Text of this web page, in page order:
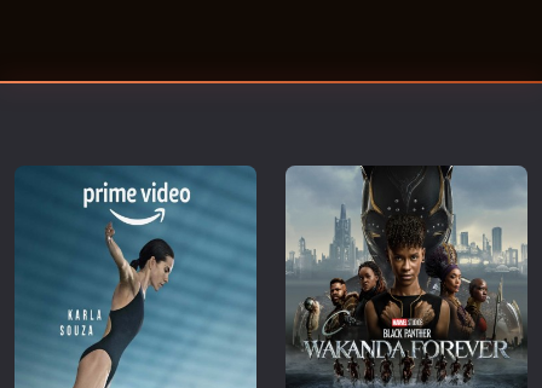
Επιστημονικής Φαντασίας
Ερωτικές
Ευρωπαικός Κινηματογράφος
Θρησκευτικές
Θρίλερ